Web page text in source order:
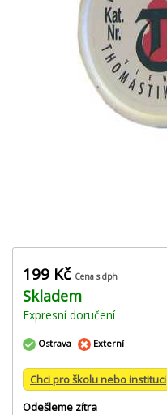
199 Kč Cena s dph
Skladem
Expresní doručení
Ostrava Externí
Chci pro školu nebo instituci
Odešleme zítra